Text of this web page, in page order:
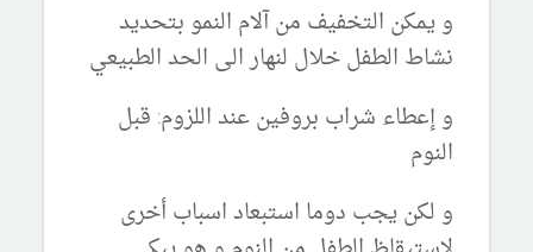
و يمكن التخفيف من آلام النمو بتحديد
نشاط الطفل خلال لنهار الى الحد الطبيعي
و إعطاء شراب بروفين عند اللزوم: قبل
النوم
و لكن يجب دوما استبعاد اسباب أخرى